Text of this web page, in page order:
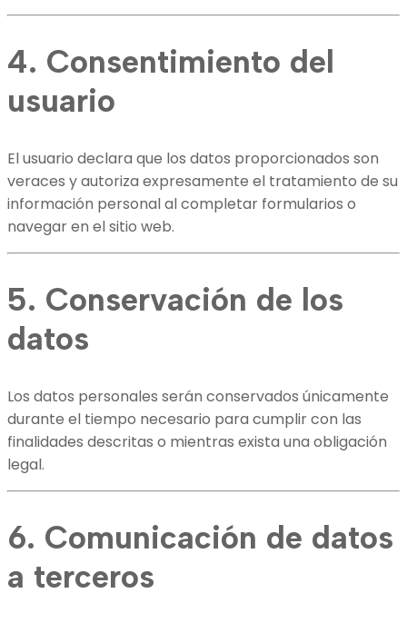
4. Consentimiento del
usuario
El usuario declara que los datos proporcionados son
veraces y autoriza expresamente el tratamiento de su
información personal al completar formularios o
navegar en el sitio web.
5. Conservación de los
datos
Los datos personales serán conservados únicamente
durante el tiempo necesario para cumplir con las
finalidades descritas o mientras exista una obligación
legal.
6. Comunicación de datos
a terceros